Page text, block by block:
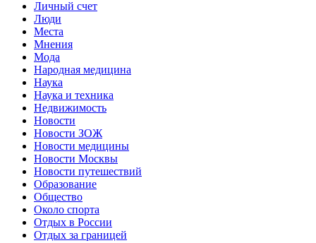
Личный счет
Люди
Места
Мнения
Мода
Народная медицина
Наука
Наука и техника
Недвижимость
Новости
Новости ЗОЖ
Новости медицины
Новости Москвы
Новости путешествий
Образование
Общество
Около спорта
Отдых в России
Отдых за границей